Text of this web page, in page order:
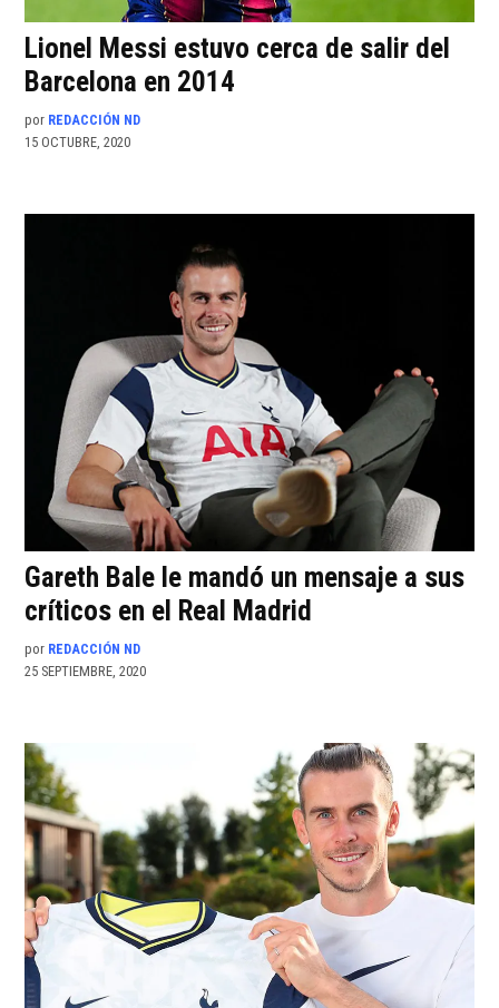
Lionel Messi estuvo cerca de salir del
Barcelona en 2014
por REDACCIÓN ND
15 OCTUBRE, 2020
Gareth Bale le mandó un mensaje a sus
críticos en el Real Madrid
por REDACCIÓN ND
25 SEPTIEMBRE, 2020